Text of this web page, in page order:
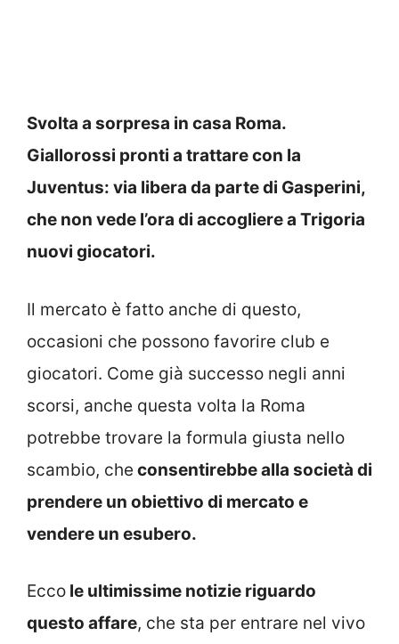
Svolta a sorpresa in casa Roma.
Giallorossi pronti a trattare con la
Juventus: via libera da parte di Gasperini,
che non vede l’ora di accogliere a Trigoria
nuovi giocatori.
Il mercato è fatto anche di questo,
occasioni che possono favorire club e
giocatori. Come già successo negli anni
scorsi, anche questa volta la Roma
potrebbe trovare la formula giusta nello
scambio, che consentirebbe alla società di
prendere un obiettivo di mercato e
vendere un esubero.
Ecco le ultimissime notizie riguardo
questo affare, che sta per entrare nel vivo